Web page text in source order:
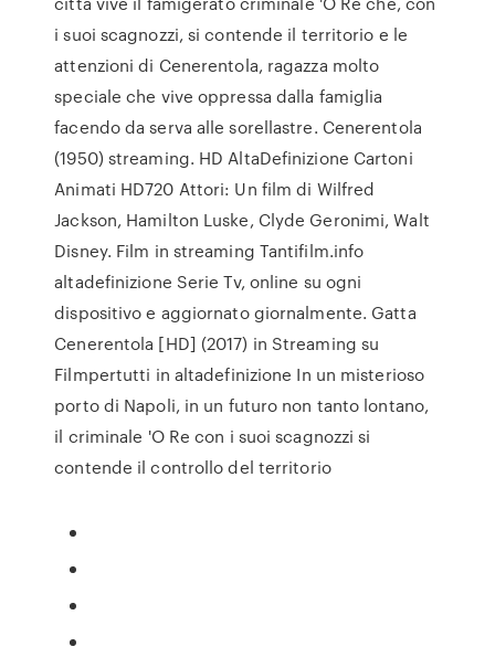
i suoi scagnozzi, si contende il territorio e le
attenzioni di Cenerentola, ragazza molto
speciale che vive oppressa dalla famiglia
facendo da serva alle sorellastre. Cenerentola
(1950) streaming. HD AltaDefinizione Cartoni
Animati HD720 Attori: Un film di Wilfred
Jackson, Hamilton Luske, Clyde Geronimi, Walt
Disney. Film in streaming Tantifilm.info
altadefinizione Serie Tv, online su ogni
dispositivo e aggiornato giornalmente. Gatta
Cenerentola [HD] (2017) in Streaming su
Filmpertutti in altadefinizione In un misterioso
porto di Napoli, in un futuro non tanto lontano,
il criminale 'O Re con i suoi scagnozzi si
contende il controllo del territorio